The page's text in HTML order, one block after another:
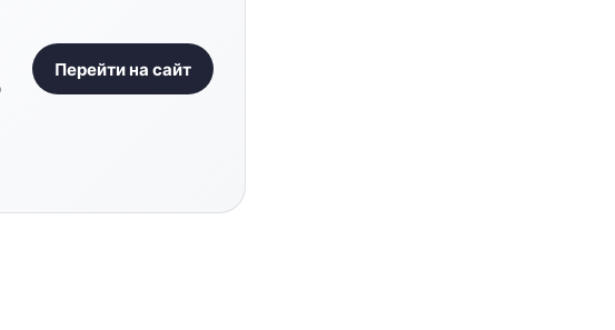
Перейти на сайт